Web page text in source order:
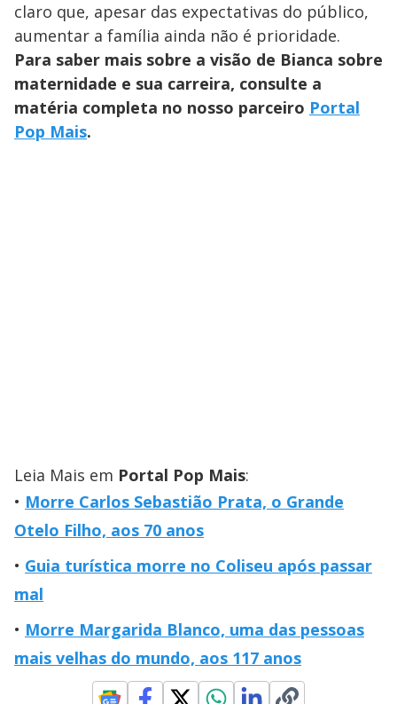
claro que, apesar das expectativas do público,
aumentar a família ainda não é prioridade.
Para saber mais sobre a visão de Bianca sobre
maternidade e sua carreira, consulte a
matéria completa no nosso parceiro Portal
Pop Mais.
Leia Mais em Portal Pop Mais:
Morre Carlos Sebastião Prata, o Grande
Otelo Filho, aos 70 anos
Guia turística morre no Coliseu após passar
mal
Morre Margarida Blanco, uma das pessoas
mais velhas do mundo, aos 117 anos